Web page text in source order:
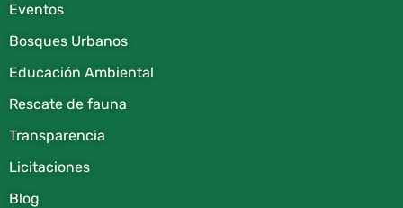
Eventos
Bosques Urbanos
Educación Ambiental
Rescate de fauna​
Transparencia
Licitaciones
Blog